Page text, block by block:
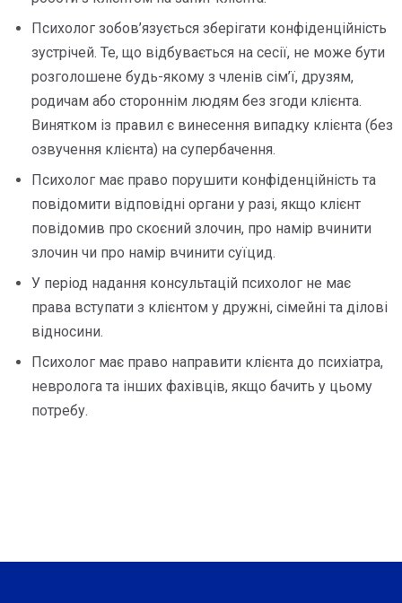
Психолог зобов’язується зберігати конфіденційність
зустрічей. Те, що відбувається на сесії, не може бути
розголошене будь-якому з членів сім’ї, друзям,
родичам або стороннім людям без згоди клієнта.
Винятком із правил є винесення випадку клієнта (без
озвучення клієнта) на супербачення.
Психолог має право порушити конфіденційність та
повідомити відповідні органи у разі, якщо клієнт
повідомив про скоєний злочин, про намір вчинити
злочин чи про намір вчинити суїцид.
У період надання консультацій психолог не має
права вступати з клієнтом у дружні, сімейні та ділові
відносини.
Психолог має право направити клієнта до психіатра,
невролога та інших фахівців, якщо бачить у цьому
потребу.